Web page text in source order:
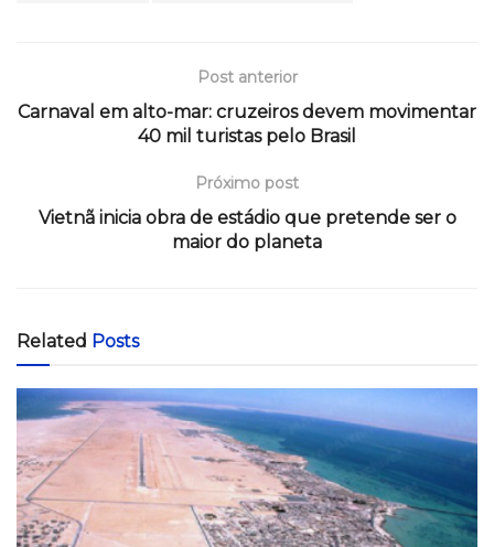
Post anterior
Carnaval em alto-mar: cruzeiros devem movimentar
40 mil turistas pelo Brasil
Próximo post
Vietnã inicia obra de estádio que pretende ser o
maior do planeta
Related Posts